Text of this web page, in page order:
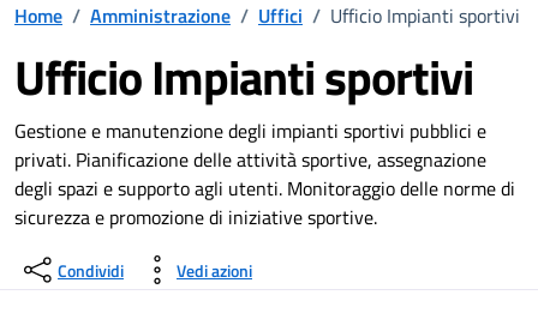
Home / Amministrazione / Uffici / Ufficio Impianti sportivi
Ufficio Impianti sportivi
Dettagli Unità Organizzativa
Gestione e manutenzione degli impianti sportivi pubblici e
privati. Pianificazione delle attività sportive, assegnazione
degli spazi e supporto agli utenti. Monitoraggio delle norme di
sicurezza e promozione di iniziative sportive.
Condividi Vedi azioni